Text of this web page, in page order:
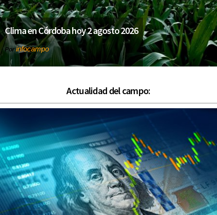
Clima en Córdoba hoy 2 agosto 2026
Porinfocampo
Actualidad del campo: